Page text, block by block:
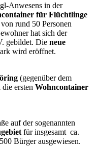
Anwesens in der
für Flüchtlinge
rund 50 Personen
hat sich der
gebildet. Die neue
wird eröffnet.
(gegenüber dem
ersten Wohncontainer
auf der sogenannten
für insgesamt ca.
Bürger ausgewiesen.